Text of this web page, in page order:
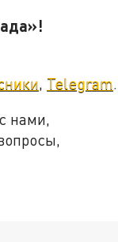
Telegram
нами,